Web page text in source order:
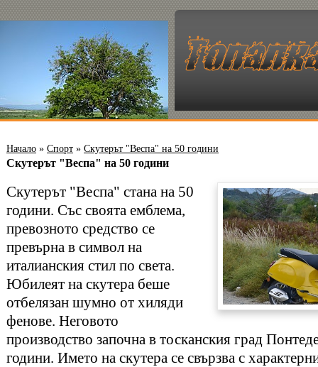
Начало » Спорт » Скутерът "Веспа" на 50 години
Скутерът "Веспа" на 50 години
Скутерът "Веспа" стана на 50
години. Със своята емблема,
превозното средство се
превърна в символ на
италианския стил по света.
Юбилеят на скутера беше
отбелязан шумно от хиляди
фенове. Неговото
производство започна в тосканския град
години. Името на скутера се свързва с